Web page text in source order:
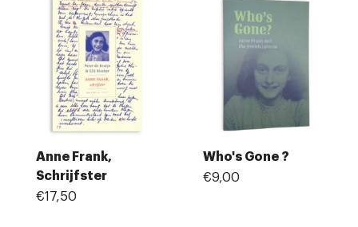
Anne Frank,
Schrijfster
€17,50
Who's Gone ?
€9,00